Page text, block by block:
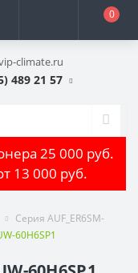
0
climate.ru
489 21 57
25 000 руб.
13 000 руб.
Серия AUF_ER6SM-
60H6SP1